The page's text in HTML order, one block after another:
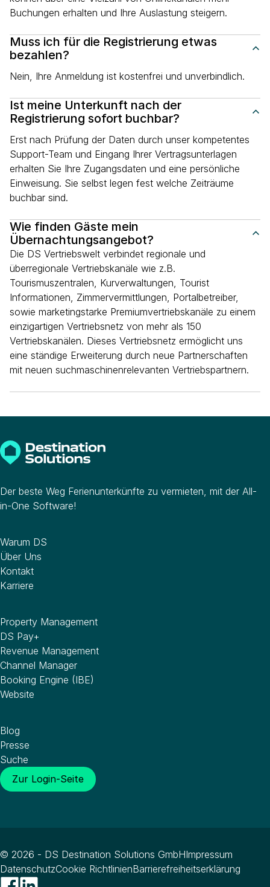
Buchungen erhalten und Ihre Auslastung steigern.
Muss ich für die Registrierung etwas
bezahlen?
Nein, Ihre Anmeldung ist kostenfrei und unverbindlich.
Ist meine Unterkunft nach der
Registrierung sofort buchbar?
Erst nach Prüfung der Daten durch unser kompetentes
Support-Team und Eingang Ihrer Vertragsunterlagen
erhalten Sie Ihre Zugangsdaten und eine persönliche
Einweisung. Sie selbst legen fest welche Zeiträume
buchbar sind.
Wie finden Gäste mein
Übernachtungsangebot?
Die DS Vertriebswelt verbindet regionale und
überregionale Vertriebskanäle wie z.B.
Tourismuszentralen, Kurverwaltungen, Tourist
Informationen, Zimmervermittlungen, Portalbetreiber,
sowie marketingstarke Premiumvertriebskanäle zu einem
einzigartigen Vertriebsnetz von mehr als 150
Vertriebskanälen. Dieses Vertriebsnetz ermöglicht uns
eine ständige Erweiterung durch neue Partnerschaften
mit neuen suchmaschinenrelevanten Vertriebspartnern.
Der beste Weg Ferienunterkünfte zu vermieten, mit der All-
in-One Software!
Warum DS
Über Uns
Kontakt
Karriere
Property Management
DS Pay+
Revenue Management
Channel Manager
Booking Engine (IBE)
Website
Blog
Presse
Suche
Zur Login-Seite
© 2026 - DS Destination Solutions GmbHImpressum
DatenschutzCookie RichtlinienBarrierefreiheitserklärung